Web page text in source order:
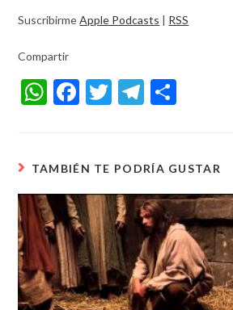
SuscribirmeApple Podcasts | RSS
Compartir
W
s
A
p
p
F
b
o
o
k
T
er
T
gr
a
m
e
TAMBIÉN TE PODRÍA GUSTAR